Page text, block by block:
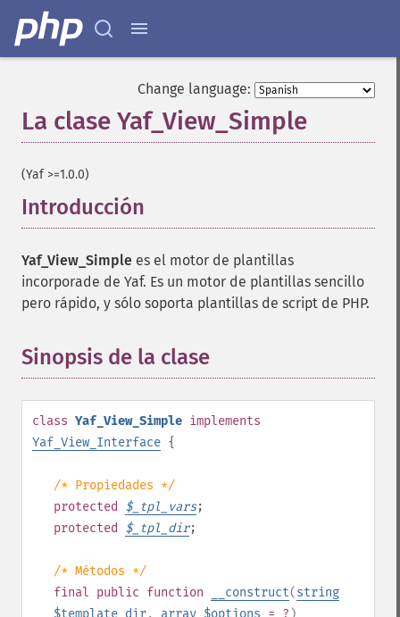
Change language:
La clase Yaf_View_Simple
(Yaf >=1.0.0)
Introducción
Yaf_View_Simple es el motor de plantillas
incorporade de Yaf. Es un motor de plantillas sencillo
pero rápido, y sólo soporta plantillas de script de PHP.
Sinopsis de la clase
class Yaf_View_Simple implements
Yaf_View_Interface {
/* Propiedades */
protected
$_tpl_vars;
protected
$_tpl_dir;
/* Métodos */
final public function __construct(string
$template_dir, array $options = ? )